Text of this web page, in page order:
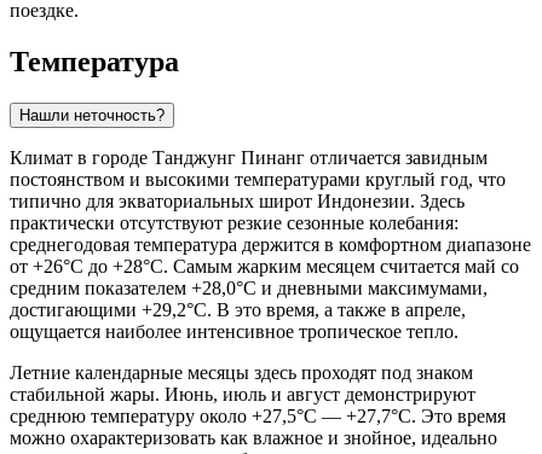
поездке.
Температура
Нашли неточность?
Климат в городе Танджунг Пинанг отличается завидным
постоянством и высокими температурами круглый год, что
типично для экваториальных широт Индонезии. Здесь
практически отсутствуют резкие сезонные колебания:
среднегодовая температура держится в комфортном диапазоне
от +26°C до +28°C. Самым жарким месяцем считается май со
средним показателем +28,0°C и дневными максимумами,
достигающими +29,2°C. В это время, а также в апреле,
ощущается наиболее интенсивное тропическое тепло.
Летние календарные месяцы здесь проходят под знаком
стабильной жары. Июнь, июль и август демонстрируют
среднюю температуру около +27,5°C — +27,7°C. Это время
можно охарактеризовать как влажное и знойное, идеально